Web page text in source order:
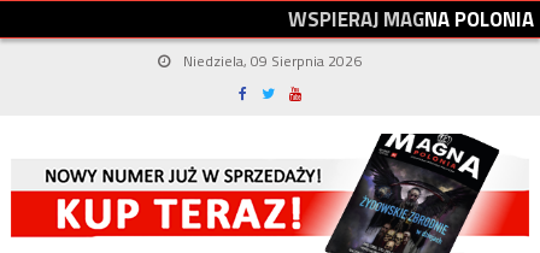
WSPIERAJMAGNAPOLONIA
Niedziela, 09 Sierpnia 2026